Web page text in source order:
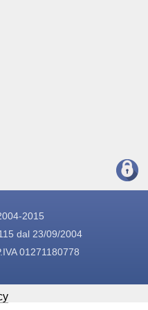
2015
dal 23/09/2004
01271180778